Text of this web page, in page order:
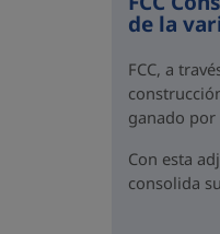
de la
FCC, a
ganado por
Con esta
consolida